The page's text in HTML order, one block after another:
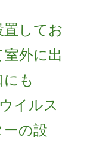
してお
外に出
も
イルス
ーの設